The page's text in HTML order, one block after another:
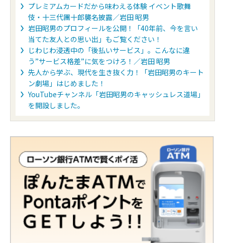
プレミアムカードだから味わえる体験 イベント歌舞
伎・十三代團十郎襲名披露／岩田 昭男
岩田昭男のプロフィールを公開！「40年前、今を言い
当てた友人との思い出」もご覧ください！
じわじわ浸透中の「後払いサービス」。こんなに違
う”サービス格差”に気をつけろ！／岩田 昭男
先人から学ぶ、現代を生き抜く力！「岩田昭男のキート
ン劇場」はじめました！
YouTubeチャンネル「岩田昭男のキャッシュレス道場」
を開設しました。